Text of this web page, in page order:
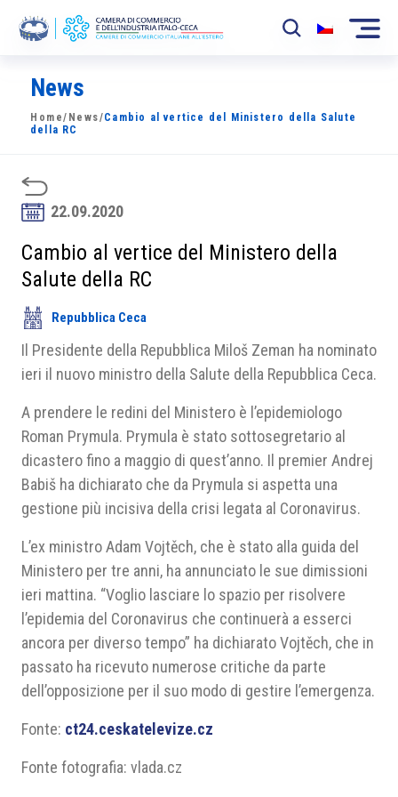
La Camera
News
Sviluppo Mercato
Soci
Partner
Progetti
Area riservata
News
Home/ News/Cambio al vertice del Ministero della Salute
della RC
22.09.2020
Cambio al vertice del Ministero della
Salute della RC
Repubblica Ceca
Il Presidente della Repubblica Miloš Zeman ha nominato
ieri il nuovo ministro della Salute della Repubblica Ceca.
A prendere le redini del Ministero è l’epidemiologo
Roman Prymula. Prymula è stato sottosegretario al
dicastero fino a maggio di quest’anno. Il premier Andrej
Babiš ha dichiarato che da Prymula si aspetta una
gestione più incisiva della crisi legata al Coronavirus.
L’ex ministro Adam Vojtěch, che è stato alla guida del
Ministero per tre anni, ha annunciato le sue dimissioni
ieri mattina. “Voglio lasciare lo spazio per risolvere
l’epidemia del Coronavirus che continuerà a esserci
ancora per diverso tempo” ha dichiarato Vojtěch, che in
passato ha ricevuto numerose critiche da parte
dell’opposizione per il suo modo di gestire l’emergenza.
Fonte: ct24.ceskatelevize.cz
Fonte fotografia: vlada.cz